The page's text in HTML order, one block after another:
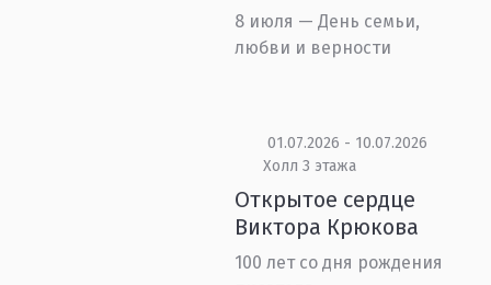
8 июля — День семьи,
любви и верности
01.07.2026 - 10.07.2026
Холл 3 этажа
Открытое сердце
Виктора Крюкова
100 лет со дня рождения